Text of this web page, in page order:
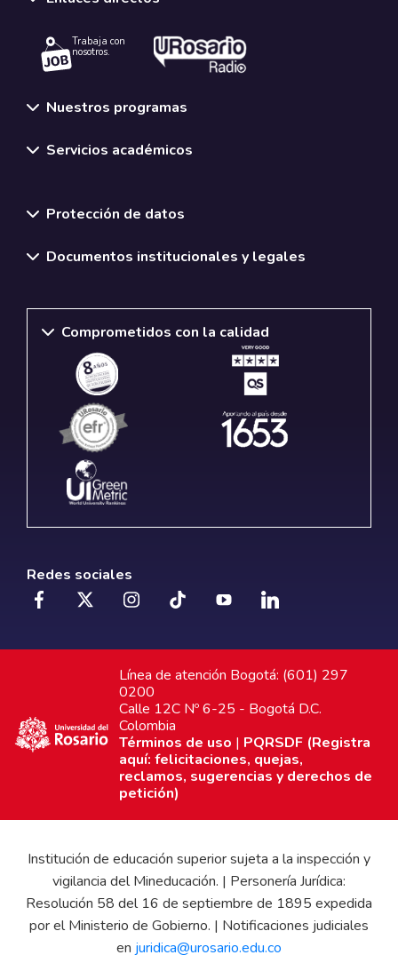
Trabaja con
nosotros.
Nuestros programas
Servicios académicos
Protección de datos
Documentos institucionales y legales
Comprometidos con la calidad
Redes sociales
Línea de atención Bogotá: (601) 297
0200
Calle 12C Nº 6-25 - Bogotá D.C.
Colombia
Términos de uso | PQRSDF (Registra
aquí: felicitaciones, quejas,
reclamos, sugerencias y derechos de
petición)
Institución de educación superior sujeta a la inspección y
vigilancia del Mineducación. | Personería Jurídica:
Resolución 58 del 16 de septiembre de 1895 expedida
por el Ministerio de Gobierno. | Notificaciones judiciales
en juridica@urosario.edu.co